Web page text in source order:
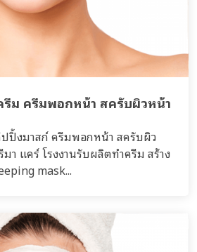
ม ครีมพอกหน้า สครับผิวหน้า
ปิ้งมาสก์ ครีมพอกหน้า สครับผิว
า แคร์ โรงงานรับผลิตทำครีม สร้าง
mask...